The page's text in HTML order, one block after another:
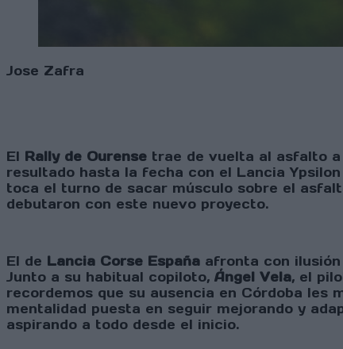
Jose Zafra
El Rally de Ourense trae de vuelta al asfalto a
resultado hasta la fecha con el Lancia
toca el turno de sacar músculo sobre el
debutaron con este nuevo proyecto.
El de Lancia Corse España afronta con
Junto a su habitual copiloto, Ángel Vela, el
recordemos que su ausencia en Córdoba les
mentalidad puesta en seguir mejorando y
aspirando a todo desde el inicio.